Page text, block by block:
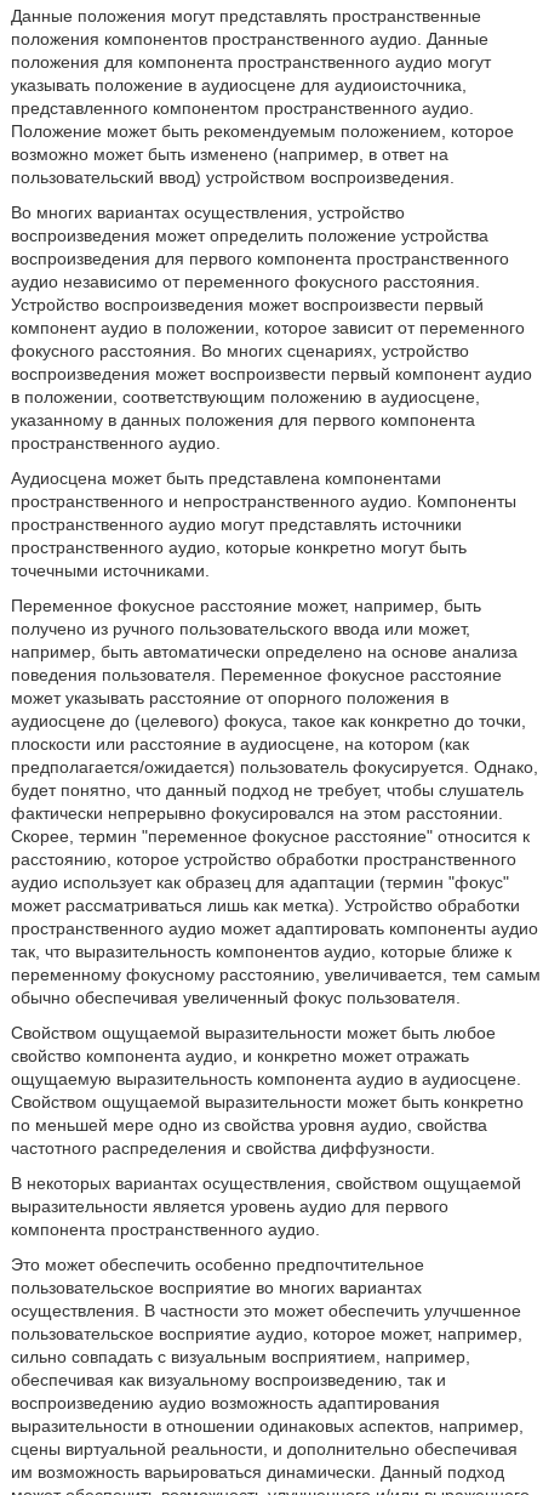
Данные положения могут представлять пространственные
положения компонентов пространственного аудио. Данные
положения для компонента пространственного аудио могут
указывать положение в аудиосцене для аудиоисточника,
представленного компонентом пространственного аудио.
Положение может быть рекомендуемым положением, которое
возможно может быть изменено (например, в ответ на
пользовательский ввод) устройством воспроизведения.
Во многих вариантах осуществления, устройство
воспроизведения может определить положение устройства
воспроизведения для первого компонента пространственного
аудио независимо от переменного фокусного расстояния.
Устройство воспроизведения может воспроизвести первый
компонент аудио в положении, которое зависит от переменного
фокусного расстояния. Во многих сценариях, устройство
воспроизведения может воспроизвести первый компонент аудио
в положении, соответствующим положению в аудиосцене,
указанному в данных положения для первого компонента
пространственного аудио.
Аудиосцена может быть представлена компонентами
пространственного и непространственного аудио. Компоненты
пространственного аудио могут представлять источники
пространственного аудио, которые конкретно могут быть
точечными источниками.
Переменное фокусное расстояние может, например, быть
получено из ручного пользовательского ввода или может,
например, быть автоматически определено на основе анализа
поведения пользователя. Переменное фокусное расстояние
может указывать расстояние от опорного положения в
аудиосцене до (целевого) фокуса, такое как конкретно до точки,
плоскости или расстояние в аудиосцене, на котором (как
предполагается/ожидается) пользователь фокусируется. Однако,
будет понятно, что данный подход не требует, чтобы слушатель
фактически непрерывно фокусировался на этом расстоянии.
Скорее, термин "переменное фокусное расстояние" относится к
расстоянию, которое устройство обработки пространственного
аудио использует как образец для адаптации (термин "фокус"
может рассматриваться лишь как метка). Устройство обработки
пространственного аудио может адаптировать компоненты аудио
так, что выразительность компонентов аудио, которые ближе к
переменному фокусному расстоянию, увеличивается, тем самым
обычно обеспечивая увеличенный фокус пользователя.
Свойством ощущаемой выразительности может быть любое
свойство компонента аудио, и конкретно может отражать
ощущаемую выразительность компонента аудио в аудиосцене.
Свойством ощущаемой выразительности может быть конкретно
по меньшей мере одно из свойства уровня аудио, свойства
частотного распределения и свойства диффузности.
В некоторых вариантах осуществления, свойством ощущаемой
выразительности является уровень аудио для первого
компонента пространственного аудио.
Это может обеспечить особенно предпочтительное
пользовательское восприятие во многих вариантах
осуществления. В частности это может обеспечить улучшенное
пользовательское восприятие аудио, которое может, например,
сильно совпадать с визуальным восприятием, например,
обеспечивая как визуальному воспроизведению, так и
воспроизведению аудио возможность адаптирования
выразительности в отношении одинаковых аспектов, например,
сцены виртуальной реальности, и дополнительно обеспечивая
им возможность варьироваться динамически. Данный подход